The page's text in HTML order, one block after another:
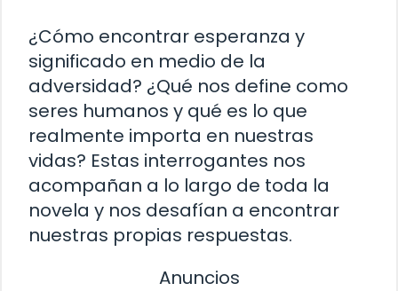
¿Cómo encontrar esperanza y
significado en medio de la
adversidad? ¿Qué nos define como
seres humanos y qué es lo que
realmente importa en nuestras
vidas? Estas interrogantes nos
acompañan a lo largo de toda la
novela y nos desafían a encontrar
nuestras propias respuestas.
Anuncios